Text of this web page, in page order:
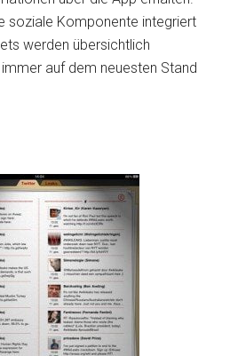
soziale Komponente integriert
werden übersichtlich
auf dem neuesten Stand